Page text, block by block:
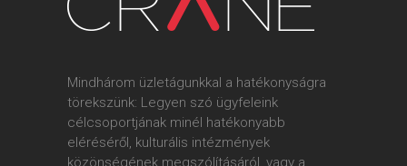
Mindhárom üzletágunkkal a hatékonyságra
törekszünk: Legyen szó ügyfeleink
célcsoportjának minél hatékonyabb
eléréséről, kulturális intézmények